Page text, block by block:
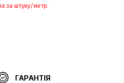
за штуку/метр.
ГАРАНТІЯ